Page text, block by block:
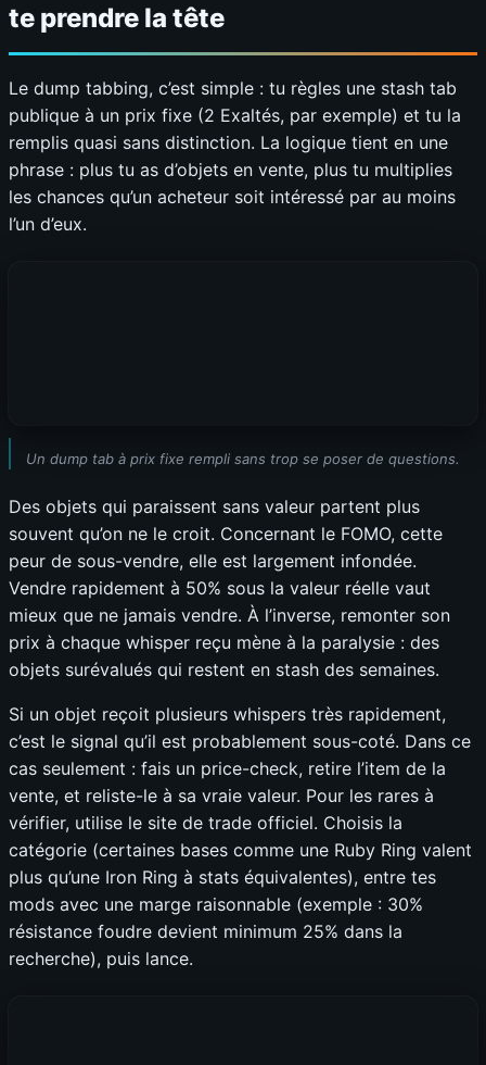
te prendre la tête
Le dump tabbing, c’est simple : tu règles une stash tab
publique à un prix fixe (2 Exaltés, par exemple) et tu la
remplis quasi sans distinction. La logique tient en une
phrase : plus tu as d’objets en vente, plus tu multiplies
les chances qu’un acheteur soit intéressé par au moins
l’un d’eux.
Un dump tab à prix fixe rempli sans trop se poser de questions.
Des objets qui paraissent sans valeur partent plus
souvent qu’on ne le croit. Concernant le FOMO, cette
peur de sous-vendre, elle est largement infondée.
Vendre rapidement à 50% sous la valeur réelle vaut
mieux que ne jamais vendre. À l’inverse, remonter son
prix à chaque whisper reçu mène à la paralysie : des
objets surévalués qui restent en stash des semaines.
Si un objet reçoit plusieurs whispers très rapidement,
c’est le signal qu’il est probablement sous-coté. Dans ce
cas seulement : fais un price-check, retire l’item de la
vente, et reliste-le à sa vraie valeur. Pour les rares à
vérifier, utilise le site de trade officiel. Choisis la
catégorie (certaines bases comme une Ruby Ring valent
plus qu’une Iron Ring à stats équivalentes), entre tes
mods avec une marge raisonnable (exemple : 30%
résistance foudre devient minimum 25% dans la
recherche), puis lance.